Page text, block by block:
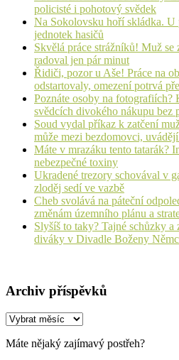
policisté i pohotový svědek
Na Sokolovsku hoří skládka. U
jednotek hasičů
Skvělá práce strážníků! Muž se
radoval jen pár minut
Řidiči, pozor u Aše! Práce na
odstartovaly, omezení potrvá
Poznáte osoby na fotografiích?
svědcích divokého nákupu bez
Soud vydal příkaz k zatčení
může mezi bezdomovci,
Máte v mrazáku tento tatarák?
nebezpečné toxiny
Ukradené trezory schovával v
zloděj sedí ve vazbě
Cheb svolává na páteční
změnám územního plánu a
Slyšíš to taky? Tajné schůzky
diváky v Divadle Boženy
Archiv příspěvků
Archiv
Máte nějaký zajímavý postřeh?